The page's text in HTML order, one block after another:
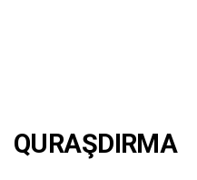
QURAŞDIRMA